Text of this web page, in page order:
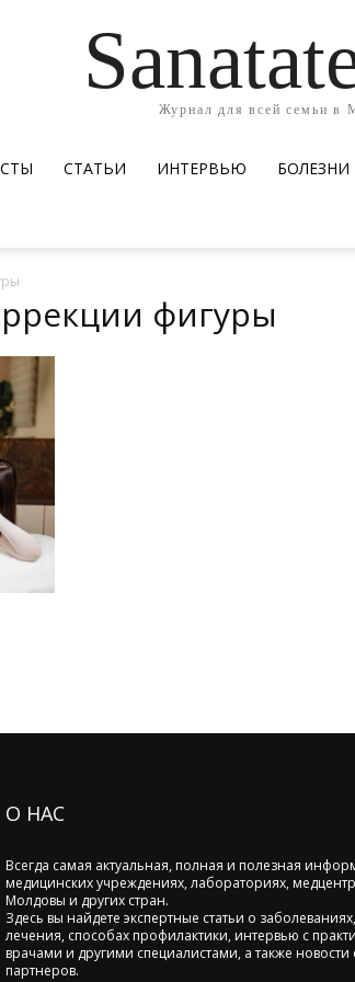
Журнал для всей семьи в
СТАТЬИ ИНТЕРВЬЮ БОЛЕЗНИ
фигуры
О НАС
Всегда самая актуальная, полная и полезная
медицинских учреждениях, лабораториях,
Молдовы и других стран.
Здесь вы найдете экспертные статьи о
лечения, способах профилактики, интервью с
врачами и другими специалистами, а также
партнеров.